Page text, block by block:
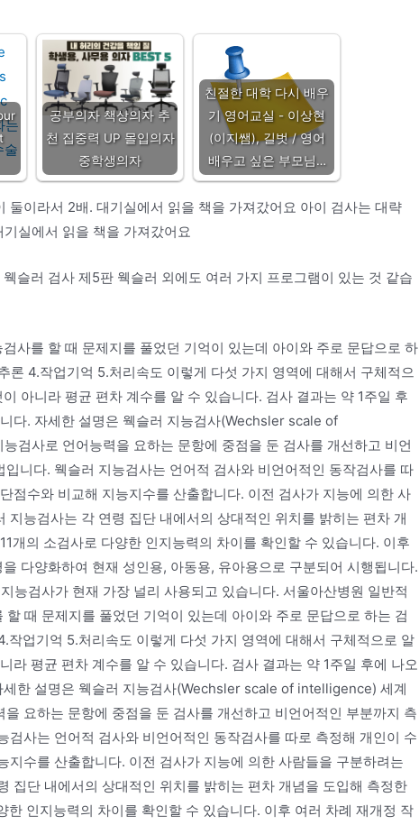
공부의자 책상의자 추
천 집중력 UP 몰입의자
중학생의자
친절한 대학 다시 배우
기 영어교실 - 이상현
(이지쌤), 길벗 / 영어
배우고 싶은 부모님…
둘이라서 2배. 대기실에서 읽을 책을 가져갔어요 아이 검사는 대략
실에서 읽을 책을 가져갔어요
슬러 검사 제5판 웩슬러 외에도 여러 가지 프로그램이 있는 것 같습
사를 할 때 문제지를 풀었던 기억이 있는데 아이와 주로 문답으로 하
론 4.작업기억 5.처리속도 이렇게 다섯 가지 영역에 대해서 구체적으
아니라 평균 편차 계수를 알 수 있습니다. 검사 결과는 약 1주일 후
다. 자세한 설명은 웩슬러 지능검사(Wechsler scale of
검사로 언어능력을 요하는 문항에 중점을 둔 검사를 개선하고 비언
니다. 웩슬러 지능검사는 언어적 검사와 비언어적인 동작검사를 따
점수와 비교해 지능지수를 산출합니다. 이전 검사가 지능에 의한 사
능검사는 각 연령 집단 내에서의 상대적인 위치를 밝히는 편차 개
개의 소검사로 다양한 인지능력의 차이를 확인할 수 있습니다. 이후
다양화하여 현재 성인용, 아동용, 유아용으로 구분되어 시행됩니다.
능검사가 현재 가장 널리 사용되고 있습니다. 서울아산병원 일반적
때 문제지를 풀었던 기억이 있는데 아이와 주로 문답으로 하는 검
업기억 5.처리속도 이렇게 다섯 가지 영역에 대해서 구체적으로 알
라 평균 편차 계수를 알 수 있습니다. 검사 결과는 약 1주일 후에 나오
한 설명은 웩슬러 지능검사(Wechsler scale of intelligence) 세계
요하는 문항에 중점을 둔 검사를 개선하고 비언어적인 부분까지 측
검사는 언어적 검사와 비언어적인 동작검사를 따로 측정해 개인이 수
지수를 산출합니다. 이전 검사가 지능에 의한 사람들을 구분하려는
집단 내에서의 상대적인 위치를 밝히는 편차 개념을 도입해 측정한
한 인지능력의 차이를 확인할 수 있습니다. 이후 여러 차례 재개정 작